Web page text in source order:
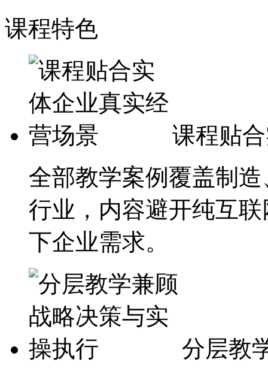
课程特色
课程贴
全部教学案例覆盖制
行业，内容避开纯互
下企业需求。
分层教